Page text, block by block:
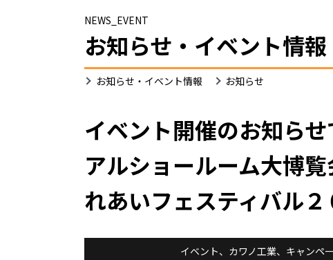
NEWS_EVENT
お知らせ・イベント情報
お知らせ・イベント情報 お知らせ
イベント開催のお知ら
アルショールーム大博
れあいフェスティバル２
イベント、 カワノ工業、 キャンペ